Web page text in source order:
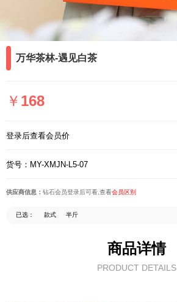
页
万华茶林-遇见白茶
￥ 168
登录后查看会员价
货号：MY-XMJN-L5-07
供应商信息： 钻石会员登录后可看,查看会员区别
已选： 款式 半斤
商品详情
PRODUCT DETAILS